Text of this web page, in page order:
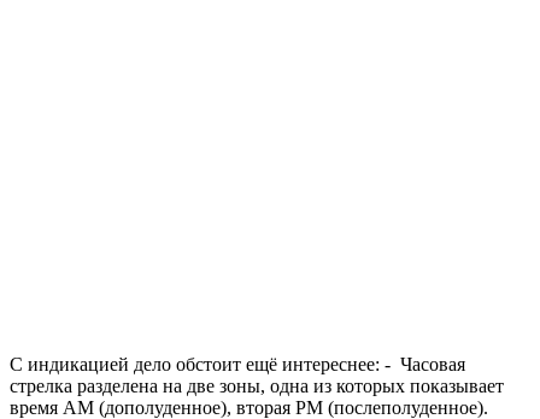
С индикацией дело обстоит ещё интереснее: - Часовая
стрелка разделена на две зоны, одна из которых показывает
время АМ (дополуденное), вторая PM (послеполуденное).